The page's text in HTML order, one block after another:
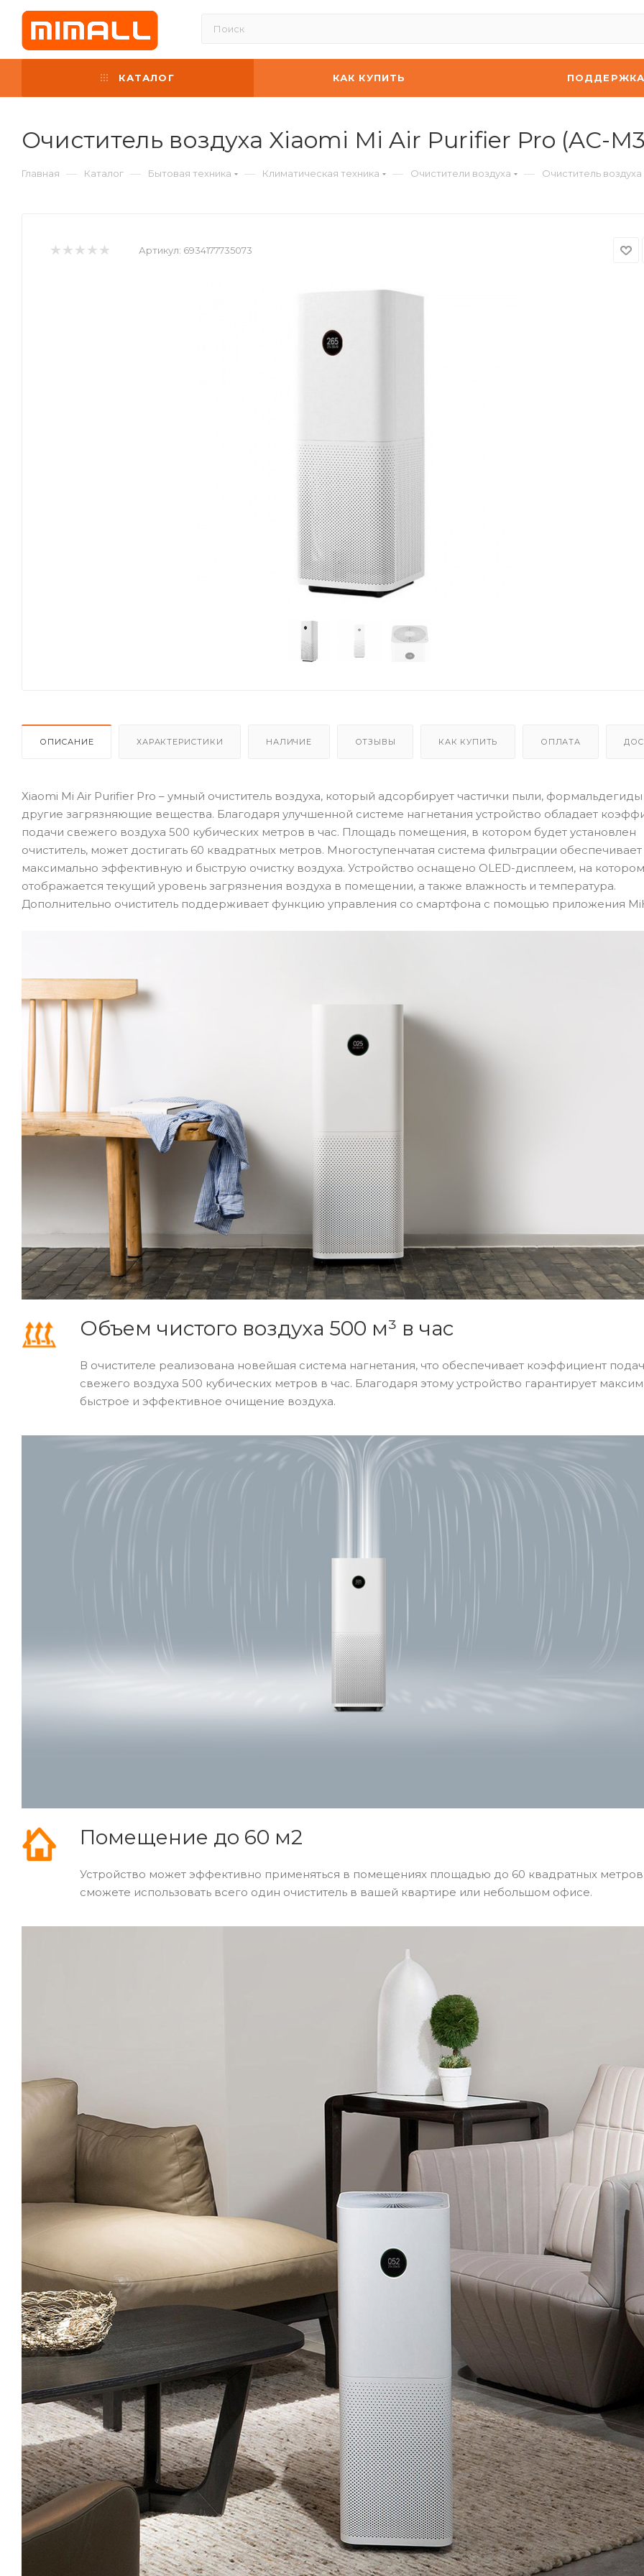
КАТАЛОГ КАК КУПИТЬ
Очиститель воздуха Xiaomi Mi Air Purifier Pro (AC-
Главная — Каталог — Бытовая техника — Климатическая техника — Очистители воздуха — Очиститель
Артикул: 6934177735073
ОПИСАНИЕ ХАРАКТЕРИСТИКИ НАЛИЧИЕ ОТЗЫВЫ КАК КУПИТЬ ОПЛАТА
Xiaomi Mi Air Purifier Pro – умный очиститель воздуха, который адсорбирует частички пыли,
другие загрязняющие вещества. Благодаря улучшенной системе нагнетания устройство обладает
подачи свежего воздуха 500 кубических метров в час. Площадь помещения, в котором будет установлен
очиститель, может достигать 60 квадратных метров. Многоступенчатая система фильтрации обеспечивает
максимально эффективную и быструю очистку воздуха. Устройство оснащено OLED-дисплеем, на котором
отображается текущий уровень загрязнения воздуха в помещении, а также влажность и температура.
Дополнительно очиститель поддерживает функцию управления со смартфона с помощью приложения
Объем чистого воздуха 500 м³ в час
В очистителе реализована новейшая система нагнетания, что обеспечивает коэффициент
свежего воздуха 500 кубических метров в час. Благодаря этому устройство гарантирует
быстрое и эффективное очищение воздуха.
Помещение до 60 м2
Устройство может эффективно применяться в помещениях площадью до 60 квадратных
сможете использовать всего один очиститель в вашей квартире или небольшом офисе.